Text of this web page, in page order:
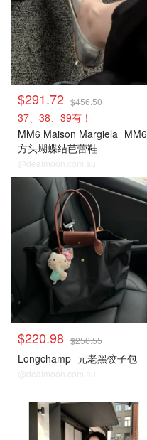
$291.72 $456.50
37、38、39有！
MM6 Maison Margiela MM6
方头蝴蝶结芭蕾鞋
@dealmoon.com.au
Cettire
$220.98 $256.55
Longchamp 元老黑饺子包
@dealmoon.com.au
Cettire